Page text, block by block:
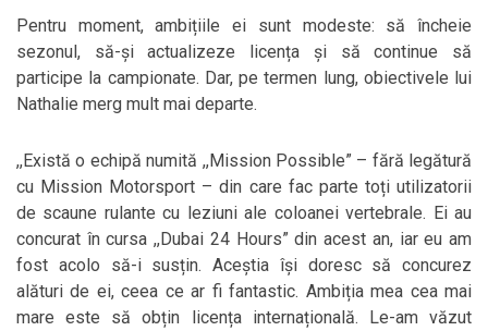
Pentru moment, ambițiile ei sunt modeste: să încheie
sezonul, să-și actualizeze licența și să continue să
participe la campionate. Dar, pe termen lung, obiectivele lui
Nathalie merg mult mai departe.
,,Există o echipă numită ,,Mission Possible” – fără legătură
cu Mission Motorsport – din care fac parte toți utilizatorii
de scaune rulante cu leziuni ale coloanei vertebrale. Ei au
concurat în cursa ,,Dubai 24 Hours” din acest an, iar eu am
fost acolo să-i susțin. Aceștia își doresc să concurez
alături de ei, ceea ce ar fi fantastic. Ambiția mea cea mai
mare este să obțin licența internațională. Le-am văzut